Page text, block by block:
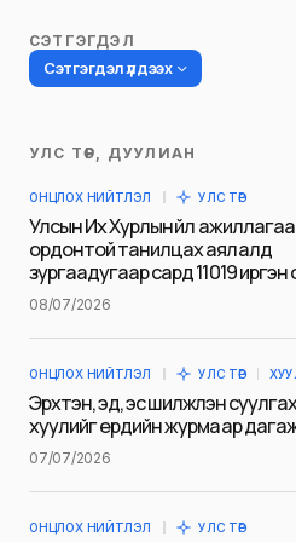
СЭТГЭГДЭЛ
Сэтгэгдэл үлдээх
Таны имэйл хаягийг
Шаардлагатай талбаруудыг
тэмдэглэсэн
Сэтгэгдэл*
УЛС ТӨР, ДУУЛИАН
ОНЦЛОХ НИЙТЛЭЛ УЛС ТӨР
Улсын Их Хурлын үйл
ордонтой танилцах аялалд
зургаадугаар сард 11019
08/07/2026
ОНЦЛОХ НИЙТЛЭЛ УЛС ТӨР
Эрхтэн, эд, эс шилжүүлэн
хуулийг ердийн журмаар
07/07/2026
ОНЦЛОХ НИЙТЛЭЛ УЛС ТӨР